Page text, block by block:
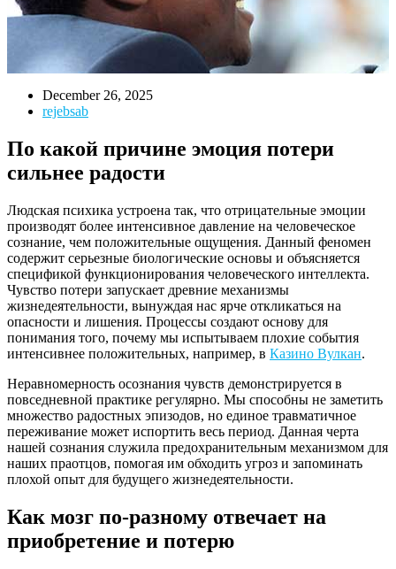
December 26, 2025
rejebsab
По какой причине эмоция потери
сильнее радости
Людская психика устроена так, что отрицательные эмоции
производят более интенсивное давление на человеческое
сознание, чем положительные ощущения. Данный феномен
содержит серьезные биологические основы и объясняется
спецификой функционирования человеческого интеллекта.
Чувство потери запускает древние механизмы
жизнедеятельности, вынуждая нас ярче откликаться на
опасности и лишения. Процессы создают основу для
понимания того, почему мы испытываем плохие события
интенсивнее положительных, например, в Казино Вулкан.
Неравномерность осознания чувств демонстрируется в
повседневной практике регулярно. Мы способны не заметить
множество радостных эпизодов, но единое травматичное
переживание может испортить весь период. Данная черта
нашей сознания служила предохранительным механизмом для
наших праотцов, помогая им обходить угроз и запоминать
плохой опыт для будущего жизнедеятельности.
Как мозг по-разному отвечает на
приобретение и потерю